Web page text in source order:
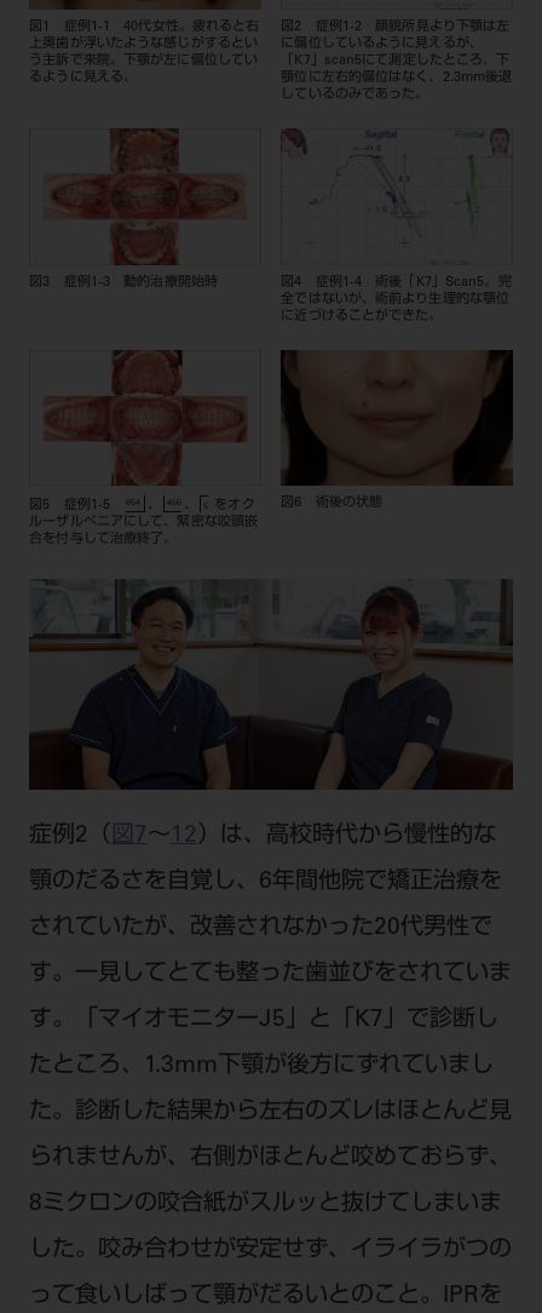
図1 症例1-1 40代女性。疲れると右
上奥歯が浮いたような感じがするとい
う主訴で来院。下顎が左に偏位してい
るように見える。
図2 症例1-2 顔貌所見より下顎は左
に偏位しているように見えるが、
「K7」scan5にて測定したところ、下
顎位に左右的偏位はなく、2.3mm後退
しているのみであった。
図3 症例1-3 動的治療開始時
図4 症例1-4 術後「K7」Scan5。完
全ではないが、術前より生理的な顎位
に近づけることができた。
図5 症例1-5 ₆₅₄ 、 ₄₅₆ 、 ₅
をオク
ルーザルべニアにして、緊密な咬頭嵌
合を付与して治療終了。
図6 術後の状態
症例2（ 図7～12 ）は、高校時代から慢性的な
顎のだるさを自覚し、6年間他院で矯正治療を
されていたが、改善されなかった20代男性で
す。一見してとても整った歯並びをされていま
す。「マイオモニターJ5」と「K7」で診断し
たところ、1.3mm下顎が後方にずれていまし
た。診断した結果から左右のズレはほとんど見
られませんが、右側がほとんど咬めておらず、
8ミクロンの咬合紙がスルッと抜けてしまいま
した。咬み合わせが安定せず、イライラがつの
って食いしばって顎がだるいとのこと。IPRを